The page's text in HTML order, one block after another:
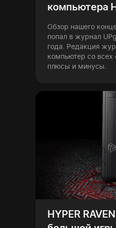
компьютера
Обзор нашего
попал в журнал
года. Редакция
компьютер со всех
плюсы и минусы.
HYPER